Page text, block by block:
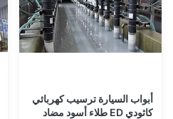
أبواب السيارة ترسيب كهربائي
كاثودي ED طلاء أسود مضاد